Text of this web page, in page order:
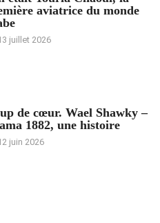
aviatrice du monde
juillet 2026
de cœur. Wael Shawky –
1882, une histoire
juin 2026